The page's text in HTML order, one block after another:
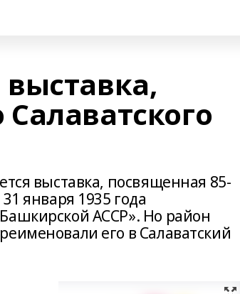
выставка, посвященная 85-
января 1935 года
АССР». Но район
его в Салаватский